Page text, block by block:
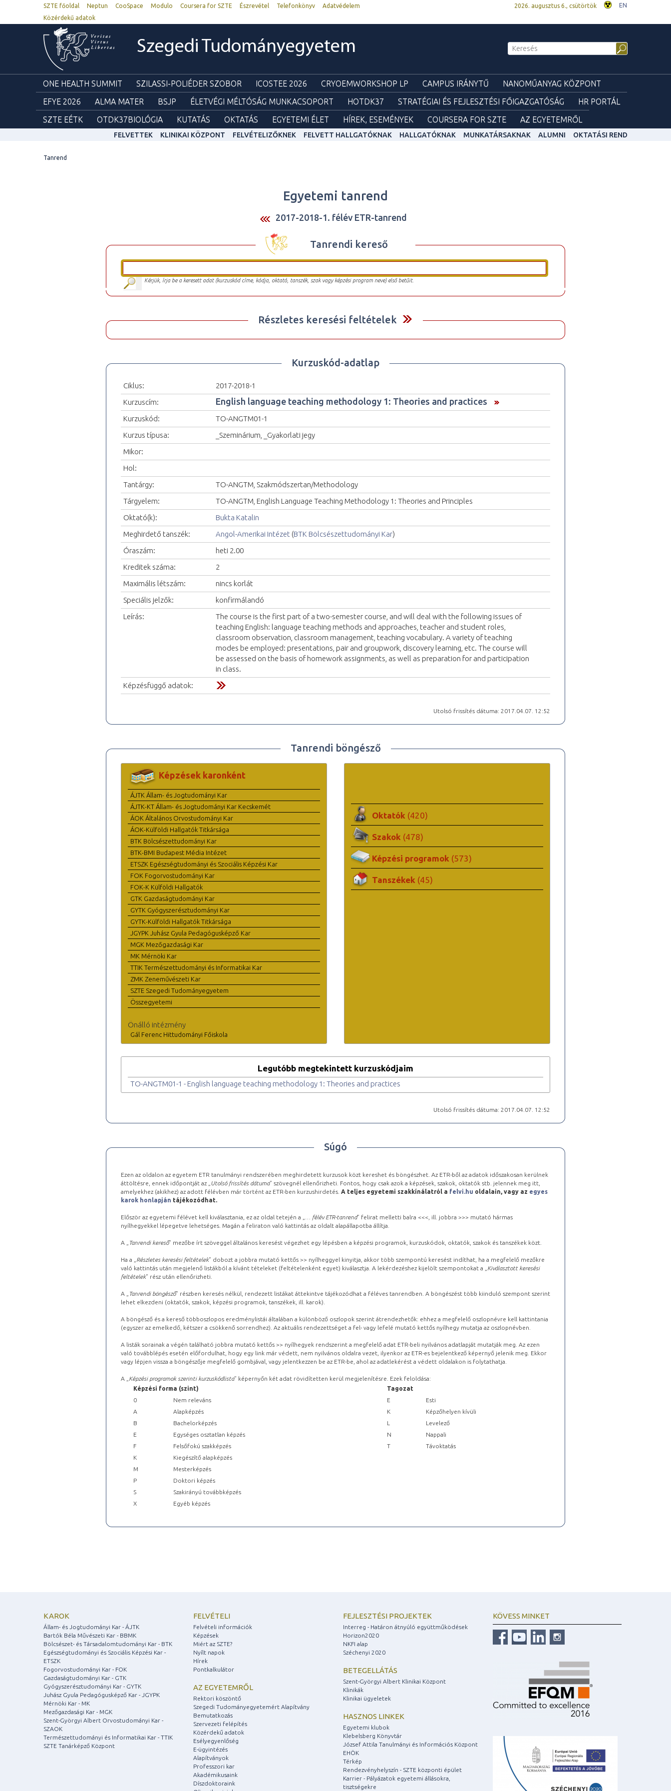
SZTE főoldal Neptun CooSpace Modulo Coursera for SZTE Észrevétel Telefonkönyv
Adatvédelem
Közérdekű adatok
2026. augusztus 6., csütörtök EN
Szegedi Tudományegyetem
ONE HEALTH SUMMIT SZILASSI-POLIÉDER SZOBOR ICOSTEE 2026 CRYOEMWORKSHOP LP CAMPUS IRÁNYTŰ
NANOMŰANYAG KÖZPONT
EFYE 2026
ALMA MATER BSJP ÉLETVÉGI MÉLTÓSÁG MUNKACSOPORT HOTDK37 STRATÉGIAI ÉS FEJLESZTÉSI FŐIGAZGATÓSÁG
HR PORTÁL
SZTE EÉTK
OTDK37BIOLÓGIA KUTATÁS OKTATÁS EGYETEMI ÉLET HÍREK, ESEMÉNYEK COURSERA FOR SZTE AZ EGYETEMRŐL
FELVETTEK KLINIKAI KÖZPONT FELVÉTELIZŐKNEK FELVETT HALLGATÓKNAK HALLGATÓKNAK MUNKATÁRSAKNAK ALUMNI OKTATÁSI REND
Tanrend
Egyetemi tanrend
2017-2018-1. félév ETR-tanrend
Tanrendi kereső
Kérjük, írja be a keresett adat (kurzuskód címe, kódja, oktató, tanszék, szak vagy képzési program neve) első betűit.
Részletes keresési feltételek
Kurzuskód-adatlap
Ciklus:
2017-2018-1
Kurzuscím:
English language teaching methodology 1: Theories and practices
Kurzuskód:
TO-ANGTM01-1
Kurzus típusa:
_Szeminárium, _Gyakorlati jegy
Mikor:
Hol:
Tantárgy:
TO-ANGTM, Szakmódszertan/Methodology
Tárgyelem:
TO-ANGTM, English Language Teaching Methodology 1: Theories and Principles
Oktató(k):
Bukta Katalin
Meghirdető tanszék:
Angol-Amerikai Intézet (BTK Bölcsészettudományi Kar)
Óraszám:
heti 2.00
Kreditek száma:
2
Maximális létszám:
nincs korlát
Speciális jelzők:
konfirmálandó
Leírás:
The course is the first part of a two-semester course, and will deal with the following issues of
teaching English: language teaching methods and approaches, teacher and student roles,
classroom observation, classroom management, teaching vocabulary. A variety of teaching
modes be employed: presentations, pair and groupwork, discovery learning, etc. The course will
be assessed on the basis of homework assignments, as well as preparation for and participation
in class.
Képzésfüggő adatok:
Utolsó frissítés dátuma: 2017.04.07. 12:52
Tanrendi böngésző
Képzések karonként
ÁJTK Állam- és Jogtudományi Kar
ÁJTK-KT Állam- és Jogtudományi Kar Kecskemét
ÁOK Általános Orvostudományi Kar
ÁOK-Külföldi Hallgatók Titkársága
BTK Bölcsészettudományi Kar
BTK-BMI Budapest Média Intézet
ETSZK Egészségtudományi és Szociális Képzési Kar
FOK Fogorvostudományi Kar
FOK-K Külföldi Hallgatók
GTK Gazdaságtudományi Kar
GYTK Gyógyszerésztudományi Kar
GYTK-Külföldi Hallgatók Titkársága
JGYPK Juhász Gyula Pedagógusképző Kar
MGK Mezőgazdasági Kar
MK Mérnöki Kar
TTIK Természettudományi és Informatikai Kar
ZMK Zeneművészeti Kar
SZTE Szegedi Tudományegyetem
Összegyetemi
Önálló intézmény
Gál Ferenc Hittudományi Főiskola
Oktatók (420)
Szakok (478)
Képzési programok (573)
Tanszékek (45)
Legutóbb megtekintett kurzuskódjaim
TO-ANGTM01-1 - English language teaching methodology 1: Theories and practices
Utolsó frissítés dátuma: 2017.04.07. 12:52
Súgó
Ezen az oldalon az egyetem ETR tanulmányi rendszerében meghirdetett kurzusok közt kereshet és böngészhet. Az ETR-ből az adatok időszakosan kerülnek
áttöltésre, ennek időpontját az „ Utolsó frissítés dátuma” szövegnél ellenőrizheti. Fontos, hogy csak azok a képzések, szakok, oktatók stb. jelennek meg itt,
amelyekhez (akikhez) az adott félévben már történt az ETR-ben kurzushirdetés. A teljes egyetemi szakkínálatról a felvi.hu oldalain, vagy az egyes
karok honlapján tájékozódhat.
Először az egyetemi félévet kell kiválasztania, ez az oldal tetején a „ … félév ETR-tanrend” felirat melletti balra <<<, ill. jobbra >>> mutató hármas
nyílhegyekkel lépegetve lehetséges. Magán a feliraton való kattintás az oldalt alapállapotba állítja.
A „ Tanrendi kereső” mezőbe írt szöveggel általános keresést végezhet egy lépésben a képzési programok, kurzuskódok, oktatók, szakok és tanszékek közt.
Ha a „ Részletes keresési feltételek” dobozt a jobbra mutató kettős >> nyílheggyel kinyitja, akkor több szempontú keresést indíthat, ha a megfelelő mezőkre
való kattintás után megjelenő listákból a kívánt tételeket (feltételenként egyet) kiválasztja. A lekérdezéshez kijelölt szempontokat a „ Kiválasztott keresési
feltételek” rész után ellenőrizheti.
A „ Tanrendi böngésző” részben keresés nélkül, rendezett listákat áttekintve tájékozódhat a féléves tanrendben. A böngészést több kiinduló szempont szerint
lehet elkezdeni (oktatók, szakok, képzési programok, tanszékek, ill. karok).
A böngésző és a kereső többoszlopos eredménylistái általában a különböző oszlopok szerint átrendezhetők: ehhez a megfelelő oszlopnévre kell kattintania
(egyszer az emelkedő, kétszer a csökkenő sorrendhez). Az aktuális rendezettséget a fel- vagy lefelé mutató kettős nyílhegy mutatja az oszlopnévben.
A listák sorainak a végén található jobbra mutató kettős >> nyílhegyek rendszerint a megfelelő adat ETR-beli nyilvános adatlapját mutatják meg. Az ezen
való továbblépés esetén előfordulhat, hogy egy link már védett, nem nyilvános oldalra vezet, ilyenkor az ETR-es bejelentkező képernyő jelenik meg. Ekkor
vagy lépjen vissza a böngészője megfelelő gombjával, vagy jelentkezzen be az ETR-be, ahol az adatlekérést a védett oldalakon is folytathatja.
A „ Képzési programok szerinti kurzuskódlista” képernyőn két adat rövidítetten kerül megjelenítésre. Ezek feloldása:
Képzési forma (szint)
Tagozat
0
Nem releváns E
Esti
A
Alapképzés K
Képzőhelyen kívüli
B
Bachelorképzés L
Levelező
E
Egységes osztatlan képzés N
Nappali
F
Felsőfokú szakképzés T
Távoktatás
K
Kiegészítő alapképzés
M
Mesterképzés
P
Doktori képzés
S
Szakirányú továbbképzés
X
Egyéb képzés
KAROK
Állam- és Jogtudományi Kar - ÁJTK
Bartók Béla Művészeti Kar - BBMK
Bölcsészet- és Társadalomtudományi Kar - BTK
Egészségtudományi és Szociális Képzési Kar -
ETSZK
Fogorvostudományi Kar - FOK
Gazdaságtudományi Kar - GTK
Gyógyszerésztudományi Kar - GYTK
Juhász Gyula Pedagógusképző Kar - JGYPK
Mérnöki Kar - MK
Mezőgazdasági Kar - MGK
Szent-Györgyi Albert Orvostudományi Kar -
SZAOK
Természettudományi és Informatikai Kar - TTIK
SZTE Tanárképző Központ
FELVÉTELI
Felvételi információk
Képzések
Miért az SZTE?
Nyílt napok
Hírek
Pontkalkulátor
AZ EGYETEMRŐL
Rektori köszöntő
Szegedi Tudományegyetemért Alapítvány
Bemutatkozás
Szervezeti felépítés
Közérdekű adatok
Esélyegyenlőség
E-ügyintézés
Alapítványok
Professzori kar
Akadémikusaink
Díszdoktoraink
FEJLESZTÉSI PROJEKTEK
Interreg - Határon átnyúló együttműködések
Horizon2020
NKFI alap
Széchenyi 2020
BETEGELLÁTÁS
Szent-Györgyi Albert Klinikai Központ
Klinikák
Klinikai ügyeletek
HASZNOS LINKEK
Egyetemi klubok
Klebelsberg Könyvtár
József Attila Tanulmányi és Információs Központ
EHÖK
Térkép
Rendezvényhelyszín - SZTE központi épület
Karrier - Pályázatok egyetemi állásokra,
tisztségekre
KÖVESS MINKET